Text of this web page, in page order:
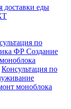
доставки еды
по
ФР Создание
Консультация по
моноблока